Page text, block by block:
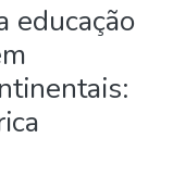
educação